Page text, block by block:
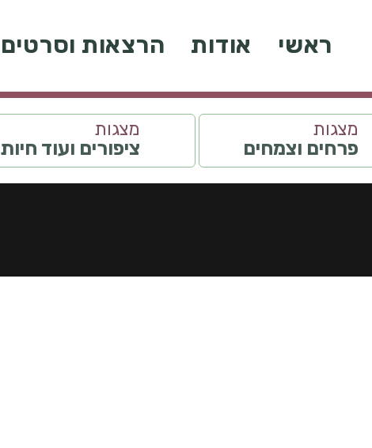
ראשי אודות הרצאות וסרטים
מצגות
פרחים וצמחים
מצגות
ציפורים ועוד חיות